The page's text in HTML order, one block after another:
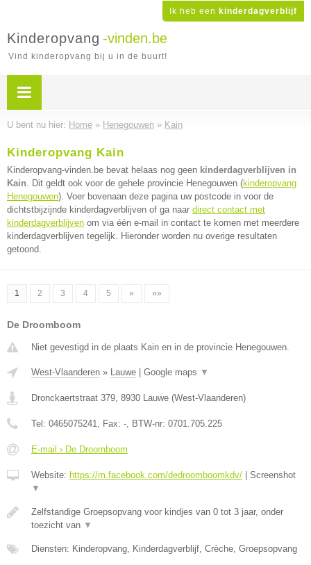
Ik heb een kinderdagverblijf
Kinderopvang -vinden.be
Vind kinderopvang bij u in de buurt!
U bent nu hier: Home » Henegouwen » Kain
Kinderopvang Kain
Kinderopvang-vinden.be bevat helaas nog geen kinderdagverblijven in
Kain. Dit geldt ook voor de gehele provincie Henegouwen (kinderopvang
Henegouwen). Voer bovenaan deze pagina uw postcode in voor de
dichtstbijzijnde kinderdagverblijven of ga naar direct contact met
kinderdagverblijven om via één e-mail in contact te komen met meerdere
kinderdagverblijven tegelijk. Hieronder worden nu overige resultaten
getoond.
1 2 3 4 5 » »»
De Droomboom
Niet gevestigd in de plaats Kain en in de provincie Henegouwen.
West-Vlaanderen » Lauwe Google maps ▼
Dronckaertstraat 379, 8930 Lauwe (West-Vlaanderen)
Tel: 0465075241, Fax: -, BTW-nr: 0701.705.225
E-mail › De Droomboom
Website: https://m.facebook.com/dedroomboomkdv/
Screenshot
▼
Zelfstandige Groepsopvang voor kindjes van 0 tot 3 jaar, onder
toezicht van ▼
Diensten: Kinderopvang, Kinderdagverblijf, Crèche, Groepsopvang